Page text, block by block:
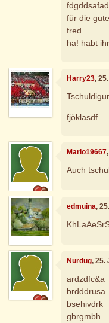
für die
fred.
ha! habt
Harry23,
fjöklasdf
Mario19667
Auch
edmuina,
Nurdug, 25.
ardzdfc&a
brdddrusa
bsehivdrk
gbrgmbh